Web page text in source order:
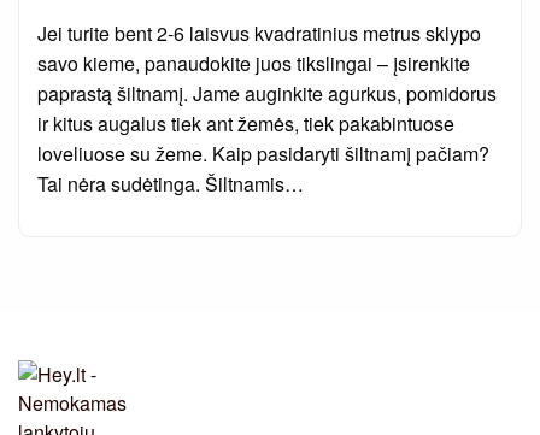
Jei turite bent 2-6 laisvus kvadratinius metrus sklypo
savo kieme, panaudokite juos tikslingai – įsirenkite
paprastą šiltnamį. Jame auginkite agurkus, pomidorus
ir kitus augalus tiek ant žemės, tiek pakabintuose
loveliuose su žeme. Kaip pasidaryti šiltnamį pačiam?
Tai nėra sudėtinga. Šiltnamis…